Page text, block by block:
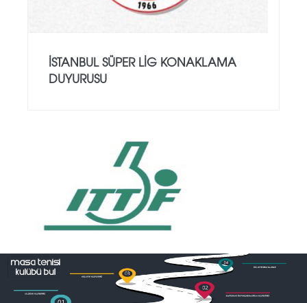
İSTANBUL SÜPER LİG KONAKLAMA
DUYURUSU